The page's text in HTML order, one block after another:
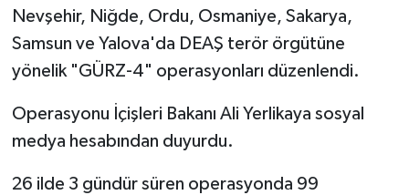
Nevşehir, Niğde, Ordu, Osmaniye, Sakarya,
Samsun ve Yalova'da DEAŞ terör örgütüne
yönelik "GÜRZ-4" operasyonları düzenlendi.
Operasyonu İçişleri Bakanı Ali Yerlikaya sosyal
medya hesabından duyurdu.
26 ilde 3 gündür süren operasyonda 99